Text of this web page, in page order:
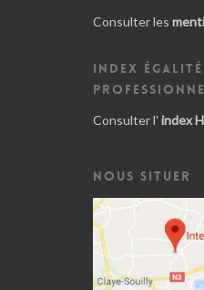
Consulter les
INDEX ÉGALITÉ
Consulter l' index
NOUS SITUER